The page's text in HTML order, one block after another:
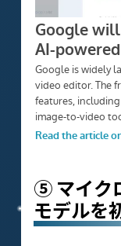
⑤ マイク
モデルを